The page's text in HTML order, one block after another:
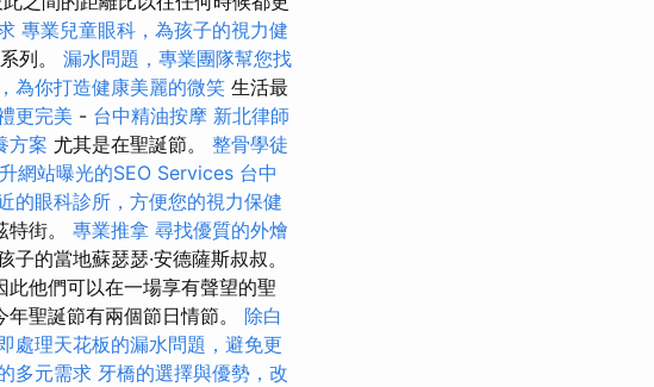
專業兒童眼科，為孩子的視力健
列。 漏水問題，專業團隊幫您找
為你打造健康美麗的微笑 生活最
更完美 - 台中精油按摩 新北律師
方案 尤其是在聖誕節。 整骨學徒
網站曝光的SEO Services 台中
的眼科診所，方便您的視力保健
街。 專業推拿 尋找優質的外燴
子的當地蘇瑟瑟·安德薩斯叔叔。
他們可以在一場享有聲望的聖
聖誕節有兩個節日情節。 除白
處理天花板的漏水問題，避免更
多元需求 牙橋的選擇與優勢，改